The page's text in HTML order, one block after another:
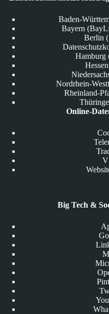
Baden-
Bayern
Berlin
Nordrhein-
Rheinland-
Online-
Big Tech &